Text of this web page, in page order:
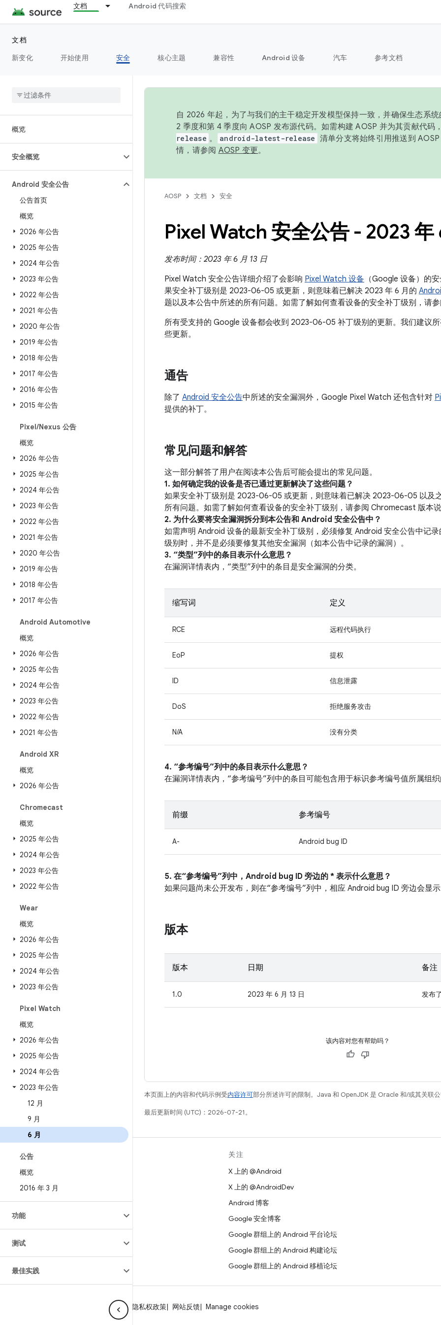
文档 Android 代码搜索
文档
新变化
开始使用 安全 核心主题 兼容性 Android 设备 汽车 参考文档
概览
安全概览
Android 安全公告
公告首页
概览
2026 年公告
2025 年公告
2024 年公告
2023 年公告
2022 年公告
2021 年公告
2020 年公告
2019 年公告
2018 年公告
2017 年公告
2016 年公告
2015 年公告
Pixel/Nexus 公告
概览
2026 年公告
2025 年公告
2024 年公告
2023 年公告
2022 年公告
2021 年公告
2020 年公告
2019 年公告
2018 年公告
2017 年公告
Android Automotive
概览
2026 年公告
2025 年公告
2024 年公告
2023 年公告
2022 年公告
2021 年公告
Android XR
概览
2026 年公告
Chromecast
概览
2025 年公告
2024 年公告
2023 年公告
2022 年公告
Wear
概览
2026 年公告
2025 年公告
2024 年公告
2023 年公告
Pixel Watch
概览
2026 年公告
2025 年公告
2024 年公告
2023 年公告
12 月
9 月
6 月
公告
概览
2016 年 3 月
功能
测试
最佳实践
自 2026 年起，为了与我们的主干稳定开发模型保持一致，并确保生态系
2 季度和第 4 季度向 AOSP 发布源代码。如需构建 AOSP 并为其贡献代码
release 。 android-latest-release 清单分支将始终引用推送到
情，请参阅 AOSP 变更。
AOSP 文档 安全
Pixel Watch 安全公告 - 2023 年
发布时间：2023 年 6 月 13 日
Pixel Watch 安全公告详细介绍了会影响 Pixel Watch 设备 （Google 设备）的
果安全补丁级别是 2023-06-05 或更新，则意味着已解决 2023 年 6 月的
题以及本公告中所述的所有问题。如需了解如何查看设备的安全补丁级别，请
所有受支持的 Google 设备都会收到 2023-06-05 补丁级别的更新。我们建议
些更新。
通告
除了 Android 安全公告中所述的安全漏洞外，Google Pixel Watch 还包含针对
提供的补丁。
常见问题和解答
这一部分解答了用户在阅读本公告后可能会提出的常见问题。
1. 如何确定我的设备是否已通过更新解决了这些问题？
如果安全补丁级别是 2023-06-05 或更新，则意味着已解决 2023-06-05 以及
所有问题。如需了解如何查看设备的安全补丁级别，请参阅 Chromecast 版本
2. 为什么要将安全漏洞拆分到本公告和 Android 安全公告中？
如需声明 Android 设备的最新安全补丁级别，必须修复 Android 安全公告中记
级别时，并不是必须要修复其他安全漏洞（如本公告中记录的漏洞）。
3. “类型”列中的条目表示什么意思？
在漏洞详情表内，“类型”列中的条目是安全漏洞的分类。
缩写词 定义
RCE 远程代码执行
EoP 提权
ID 信息泄露
DoS 拒绝服务攻击
N/A 没有分类
4. “参考编号”列中的条目表示什么意思？
在漏洞详情表内，“参考编号”列中的条目可能包含用于标识参考编号值所属组
前缀 参考编号
A- Android bug ID
5. 在“参考编号”列中，Android bug ID 旁边的 * 表示什么意思？
如果问题尚未公开发布，则在“参考编号”列中，相应 Android bug ID 旁边会显
版本
版本 日期 备注
1.0 2023 年 6 月 13 日 发布
该内容对您有帮助吗？
本页面上的内容和代码示例受内容许可部分所述许可的限制。Java 和 OpenJDK 是 Oracle 和/或其关联
最后更新时间 (UTC)：2026-07-21。
构建
Android 代码库
要求
下载
预览二进制文件
关注
X 上的 @Android
X 上的 @AndroidDev
Android 博客
Google 安全博客
Google 群组上的 Android 平台论坛
Google 群组上的 Android 构建论坛
Google 群组上的 Android 移植论坛
许可 隐私权政策 网站反馈 Manage cookies